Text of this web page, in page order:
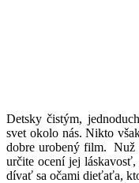
Detsky čistým,
svet okolo nás. Nikto
dobre urobený film. Nuž
určite ocení jej
dívať sa očami dieťaťa,